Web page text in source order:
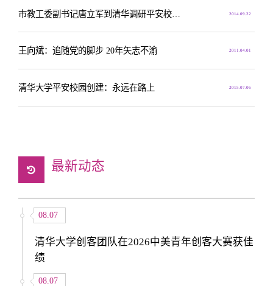
2014.09.22
2011.04.01
王向斌：追随党的脚步 20年矢志不渝
2015.07.06
清华大学平安校园创建：永远在路上
最新动态
08.07
清华大学创客团队在2026中美青年创客大赛获佳
绩
08.07